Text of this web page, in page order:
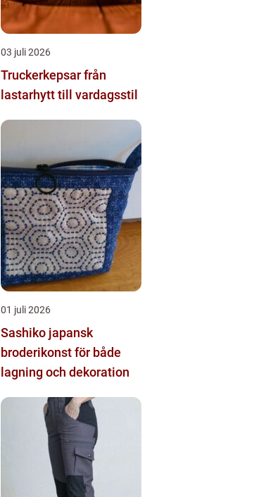
03 juli 2026
Truckerkepsar från
lastarhytt till vardagsstil
01 juli 2026
Sashiko japansk
broderikonst för både
lagning och dekoration